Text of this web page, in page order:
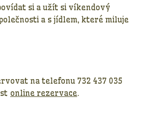
si a užít si víkendový
a s jídlem, které miluje
na telefonu 732 437 035
online rezervace.